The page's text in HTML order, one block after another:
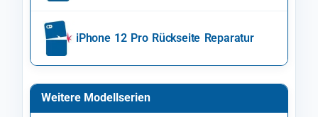
iPhone 12 Pro Rückseite Reparatur
Weitere Modellserien